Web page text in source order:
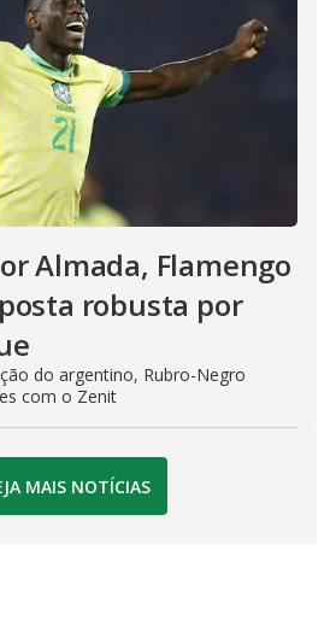
Almada, Flamengo
robusta por
do argentino, Rubro-Negro
com o Zenit
MAIS NOTÍCIAS